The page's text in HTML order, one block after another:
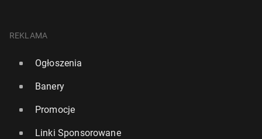
REKLAMA
Ogłoszenia
Banery
Promocje
Linki Sponsorowane